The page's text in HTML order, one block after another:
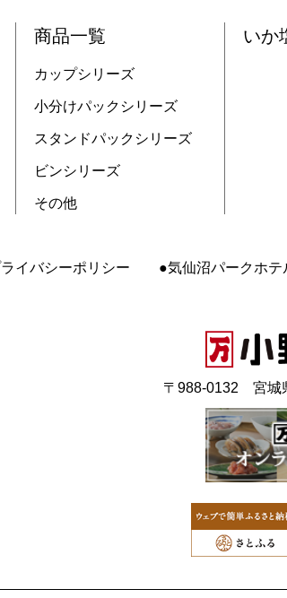
商品一覧
カップシリーズ
小分けパックシリーズ
スタンドパックシリーズ
ビンシリーズ
その他
いか
イバシーポリシー 気仙沼パークホテ
〒988-0132 宮城